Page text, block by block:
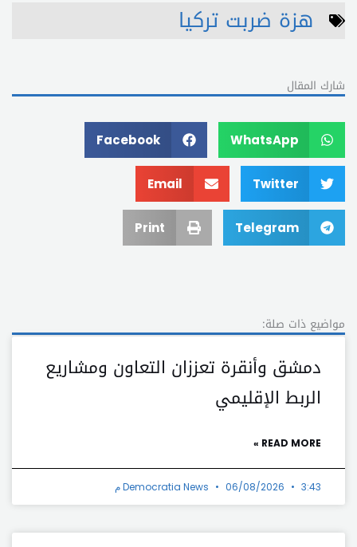
هزة ضربت تركيا
شارك المقال
WhatsApp
Facebook
Twitter
Email
Telegram
Print
مواضيع ذات صلة:
دمشق وأنقرة تعززان التعاون ومشاريع
الربط الإقليمي
READ MORE »
Democratia News 06/08/2026 3:43 م